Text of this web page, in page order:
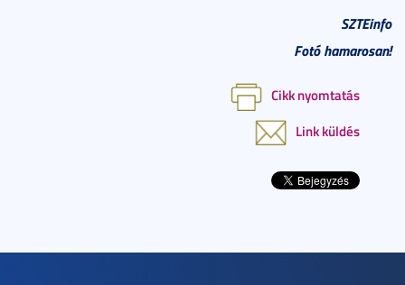
SZTEinfo
Fotó hamarosan!
Cikk nyomtatás
Link küldés